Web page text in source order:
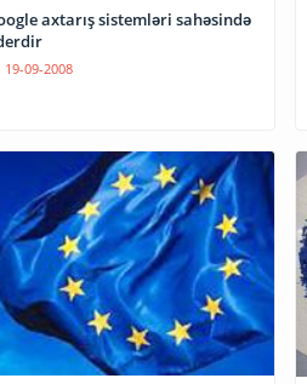
axtarış sistemləri sahəsində
19-09-2008